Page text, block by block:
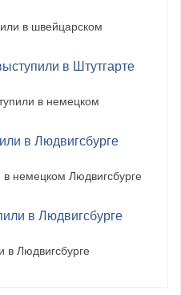
в швейцарском
в Штутгарте
в немецком
в Людвигсбурге
немецком Людвигсбурге
в Людвигсбурге
в Людвигсбурге